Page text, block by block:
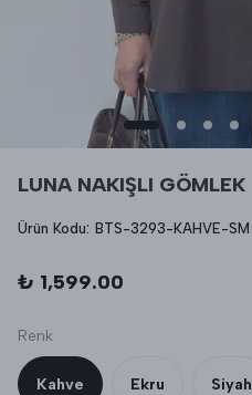
LUNA NAKIŞLI GÖMLEK
Ürün Kodu: BTS-3293-KAHVE-SM
₺ 1,599.00
Renk
Kahve Ekru Siyah